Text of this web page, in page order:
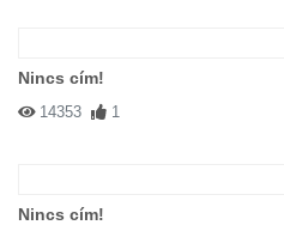
Nincs cím!
14353 1
Nincs cím!